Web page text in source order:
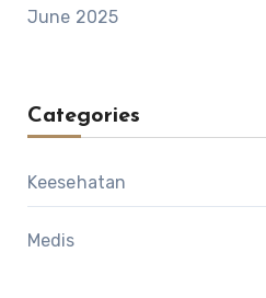
June 2025
Categories
Keesehatan
Medis